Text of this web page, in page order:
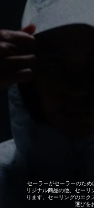
セーラーがセーラーのため
リジナル商品の他、セーリ
ります。セーリングのエ
選びを